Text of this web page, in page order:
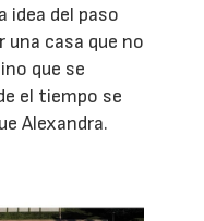
idea del paso
una casa que no
que se
el tiempo se
Alexandra.